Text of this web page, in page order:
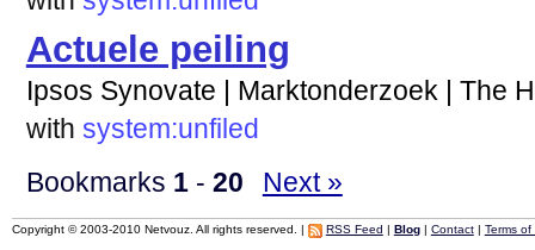
Actuele peiling
Ipsos Synovate | Marktonderzoek | The
with system:unfiled
Bookmarks 1- 20 Next »
Copyright © 2003-2010 Netvouz. All rights reserved. | RSS Feed Blog| Contact| Terms of